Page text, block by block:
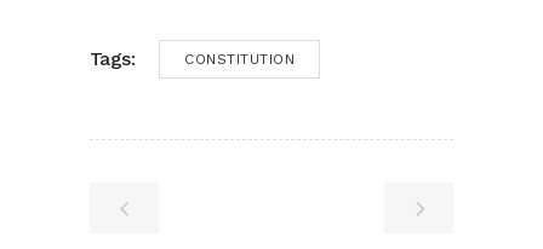
Tags: CONSTITUTION